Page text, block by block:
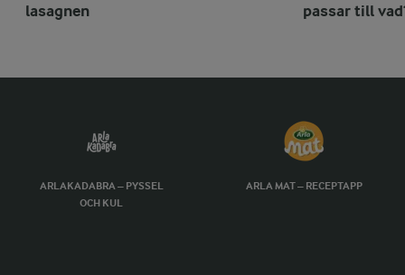
lasagnen
passar till
ARLAKADABRA – PYSSEL
OCH KUL
ARLA MAT – RECEPTAPP